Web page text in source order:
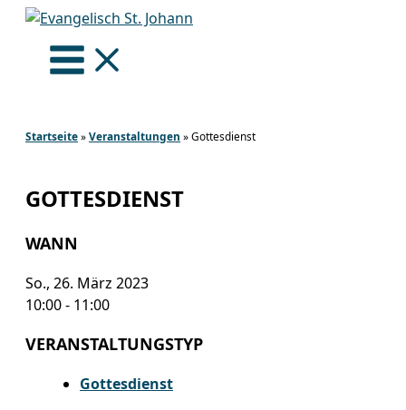
Zum
springen
Startseite»Veranstaltungen »Gottesdienst
GOTTESDIENST
WANN
So., 26. März 2023
10:00 - 11:00
VERANSTALTUNGSTYP
Gottesdienst